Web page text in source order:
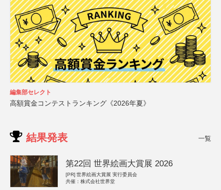
編集部セレクト
高額賞金コンテストランキング《2026年夏》
結果発表 一覧
第22回 世界絵画大賞展 2026
[PR] 世界絵画大賞展 実行委員会
共催：株式会社世界堂